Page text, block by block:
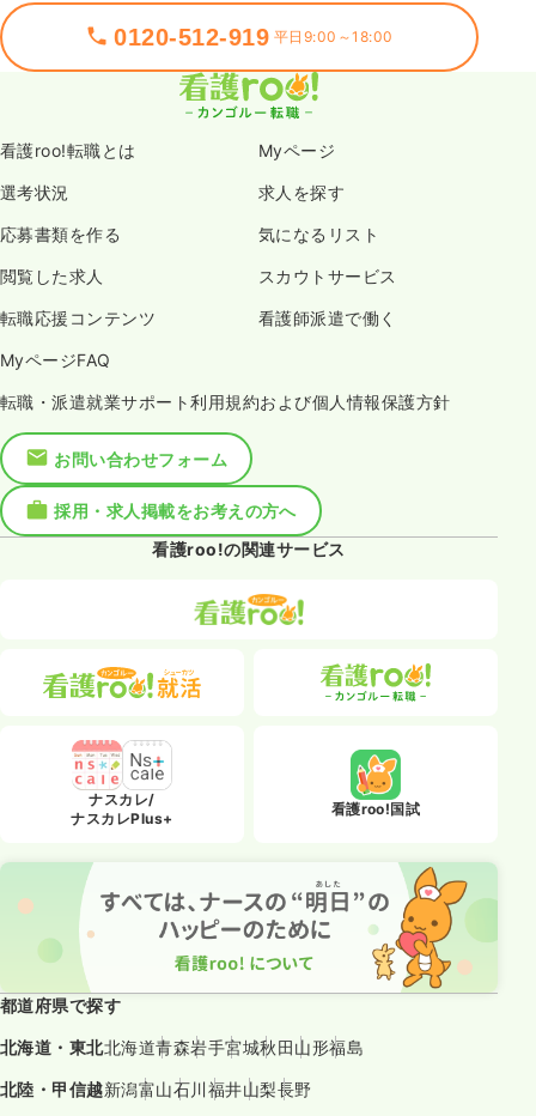
0120-512-919 平日9:00～18:00
看護roo!転職とは Myページ
選考状況 求人を探す
応募書類を作る 気になるリスト
閲覧した求人 スカウトサービス
転職応援コンテンツ 看護師派遣で働く
MyページFAQ
転職・派遣就業サポート利用規約および個人情報保護方針
お問い合わせフォーム
採用・求人掲載をお考えの方へ
看護roo!の関連サービス
ナスカレ/
ナスカレPlus+
看護roo!国試
都道府県で探す
北海道・東北北海道青森岩手宮城秋田山形福島
北陸・甲信越新潟富山石川福井山梨長野